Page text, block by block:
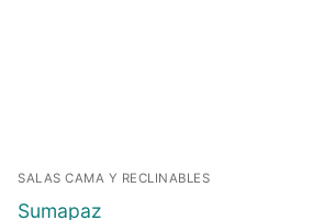
SALAS CAMA Y RECLINABLES
Sumapaz